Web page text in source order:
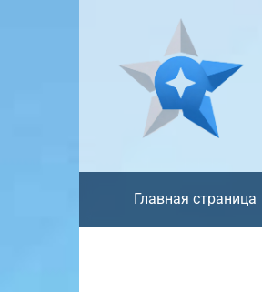
Главная страница